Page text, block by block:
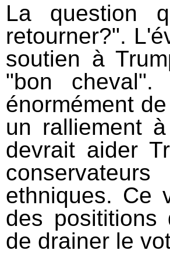
La question
retourner?".
soutien à
"bon
énormément
un ralliement
devrait aider
ethniques. Ce
des posititions
de drainer le